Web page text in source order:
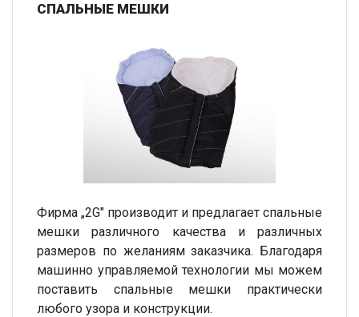
СПАЛЬНЫЕ МЕШКИ
Фирма „2G" производит и предлагает спальные
мешки различного качества и различных
размеров по желаниям заказчика. Благодаря
машинно управляемой технологии мы можем
поставить спальные мешки практически
любого узора и конструкции.